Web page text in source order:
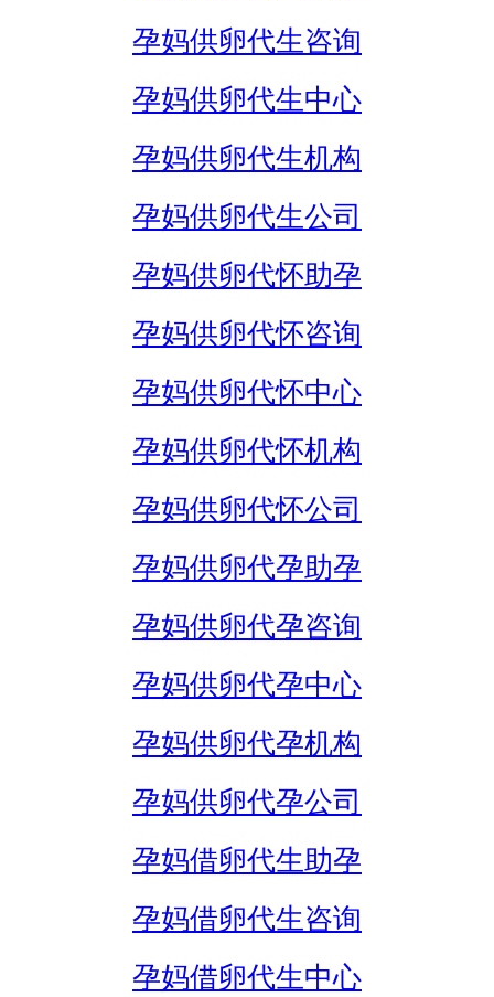
孕妈供卵代生咨询
孕妈供卵代生中心
孕妈供卵代生机构
孕妈供卵代生公司
孕妈供卵代怀助孕
孕妈供卵代怀咨询
孕妈供卵代怀中心
孕妈供卵代怀机构
孕妈供卵代怀公司
孕妈供卵代孕助孕
孕妈供卵代孕咨询
孕妈供卵代孕中心
孕妈供卵代孕机构
孕妈供卵代孕公司
孕妈借卵代生助孕
孕妈借卵代生咨询
孕妈借卵代生中心